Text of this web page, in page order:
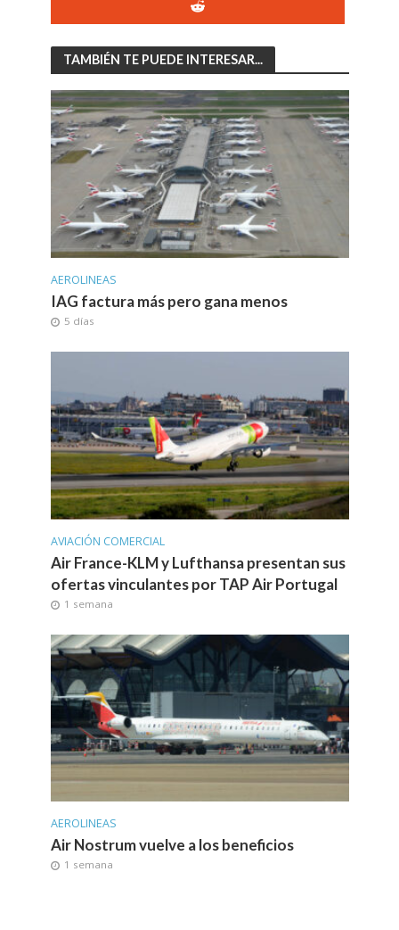
TAMBIÉN TE PUEDE INTERESAR...
AEROLINEAS
IAG factura más pero gana menos
5 días
AVIACIÓN COMERCIAL
Air France-KLM y Lufthansa presentan sus
ofertas vinculantes por TAP Air Portugal
1 semana
AEROLINEAS
Air Nostrum vuelve a los beneficios
1 semana